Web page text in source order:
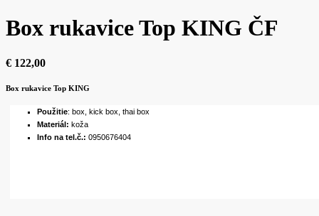
Box rukavice Top KING ČF
€ 122,00
Box rukavice Top KING
Použitie: box, kick box, thai box
Materiál: koža
Info na tel.č.: 0950676404